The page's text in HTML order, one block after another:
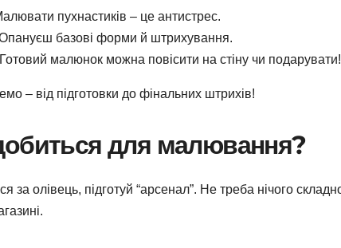
пухнастиків – це антистрес.
базові форми й штрихування.
Готовий малюнок можна повісити на стіну чи подарувати!
– від підготовки до фінальних штрихів!
для малювання?
за олівець, підготуй “арсенал”. Не треба нічого